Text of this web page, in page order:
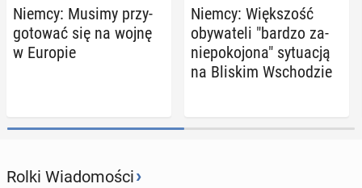
Niemcy: Musimy przy­
go­to­wać się na wojnę
w Europie
Niemcy: Więk­szość
oby­wa­te­li "bardzo za­
nie­po­ko­jo­na" sy­tu­acją
na Bliskim Wscho­dzie
Rolki Wiadomości›